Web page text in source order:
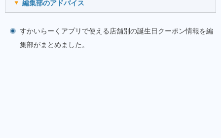
編集部のアドバイス
すかいらーくアプリで使える店舗別の誕生日クーポン情報を編
集部がまとめました。